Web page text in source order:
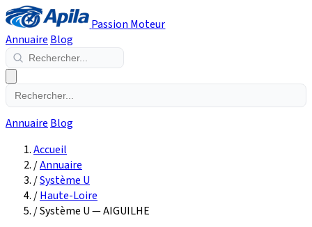
Passion Moteur
Annuaire Blog
Annuaire Blog
Accueil
/Annuaire
/Système U
/Haute-Loire
/Système U — AIGUILHE